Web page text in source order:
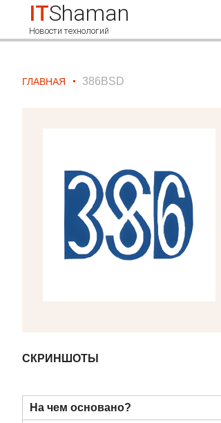
ITShaman
Новости технологий
ГЛАВНАЯ 386BSD
СКРИНШОТЫ
На чем основано?